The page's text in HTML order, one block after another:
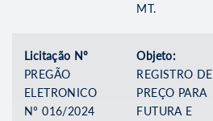
MT.
Licitação Nº
PREGÃO
ELETRONICO
Nº 016/2024
Objeto:
REGISTRO DE
PREÇO PARA
FUTURA E